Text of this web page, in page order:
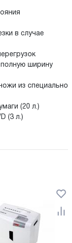
в случае
ширину
из специально
(20 л.)
(3 л.)